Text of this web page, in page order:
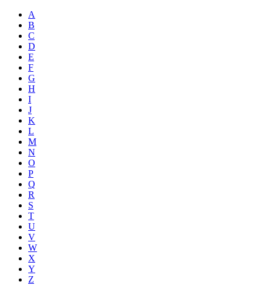
A
B
C
D
E
F
G
H
I
J
K
L
M
N
O
P
Q
R
S
T
U
V
W
X
Y
Z